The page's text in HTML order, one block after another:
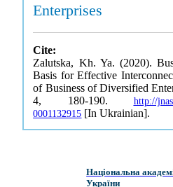
Enterprises
Cite:
Zalutska, Kh. Ya. (2020).
Basis for Effective
of Business of Diversified
4, 180-190. http://
0001132915 [In Ukrainian].
Національна
України